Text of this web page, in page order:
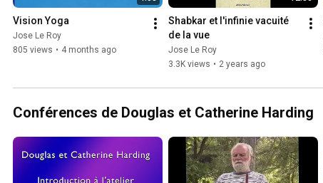
Vision Yoga
Jose Le Roy
805 views • 4 months ago
Shabkar et l'infinie vacuité
de la vue
Jose Le Roy
3.3K views • 2 years ago
Conférences de Douglas et Catherine Harding